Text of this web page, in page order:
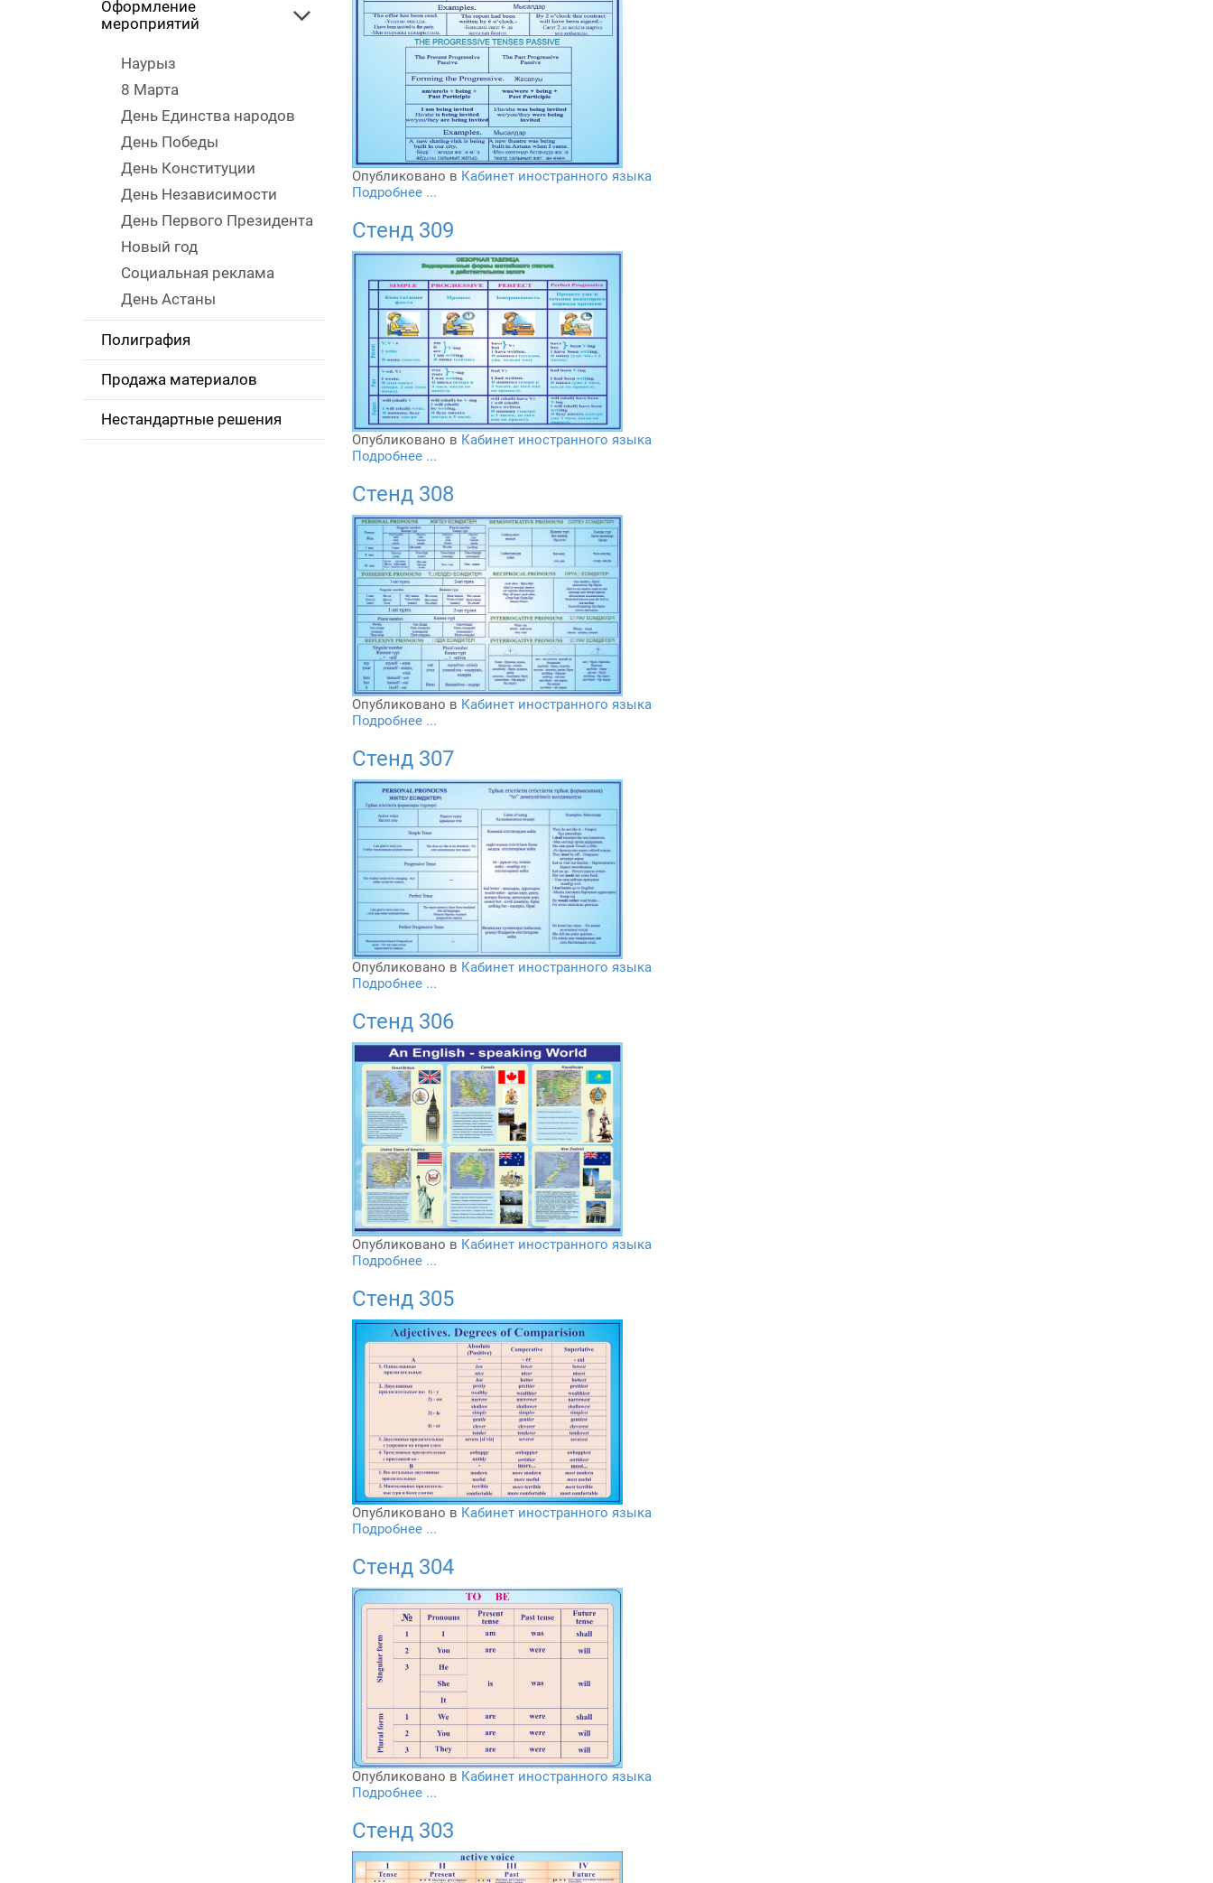
Оформление
мероприятий
Наурыз
8 Марта
День Единства народов
День Победы
День Конституции
День Независимости
День Первого Президента
Новый год
Социальная реклама
День Астаны
Полиграфия
Продажа материалов
Нестандартные решения
Опубликовано в Кабинет иностранного языка
Подробнее ...
Стенд 309
Опубликовано в Кабинет иностранного языка
Подробнее ...
Стенд 308
Опубликовано в Кабинет иностранного языка
Подробнее ...
Стенд 307
Опубликовано в Кабинет иностранного языка
Подробнее ...
Стенд 306
Опубликовано в Кабинет иностранного языка
Подробнее ...
Стенд 305
Опубликовано в Кабинет иностранного языка
Подробнее ...
Стенд 304
Опубликовано в Кабинет иностранного языка
Подробнее ...
Стенд 303